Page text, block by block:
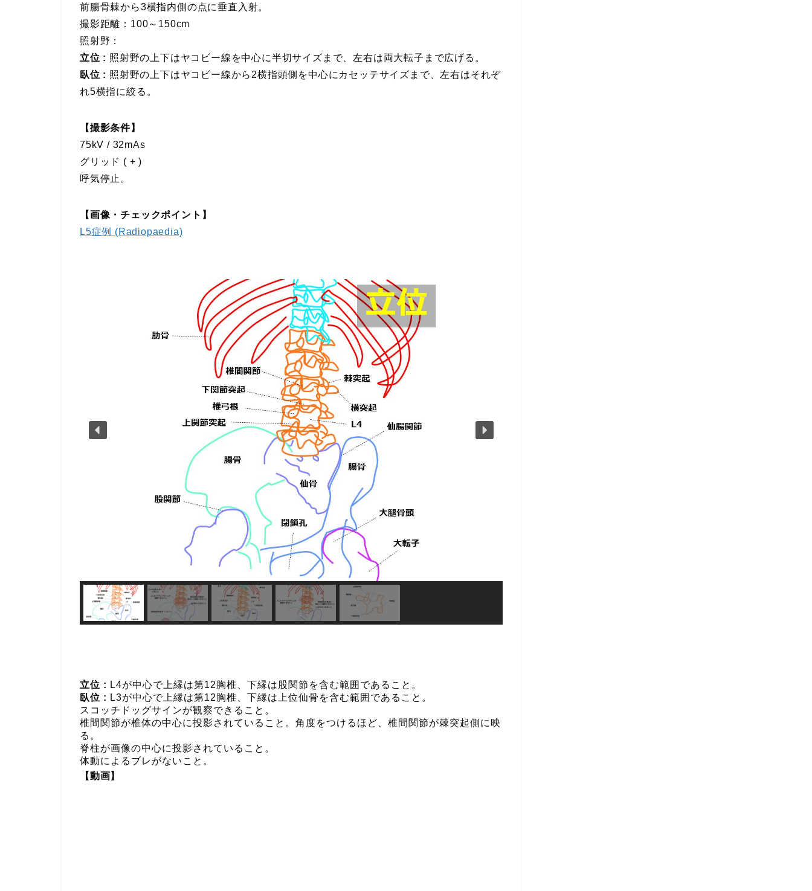
前腸骨棘から3横指内側の点に垂直入射。
撮影距離：100～150cm
照射野：
立位 : 照射野の上下はヤコビー線を中心に半切サイズまで、左右は両大転子まで広げる。
臥位 : 照射野の上下はヤコビー線から2横指頭側を中心にカセッテサイズまで、左右はそれぞ
れ5横指に絞る。
【撮影条件】
75kV / 32mAs
グリッド ( + )
呼気停止。
【画像・チェックポイント】
L5症例 (Radiopaedia)
立位 : L4が中心で上縁は第12胸椎、下縁は股関節を含む範囲であること。
臥位 : L3が中心で上縁は第12胸椎、下縁は上位仙骨を含む範囲であること。
スコッチドッグサインが観察できること。
椎間関節が椎体の中心に投影されていること。角度をつけるほど、椎間関節が棘突起側に映
る。
脊柱が画像の中心に投影されていること。
体動によるブレがないこと。
【動画】